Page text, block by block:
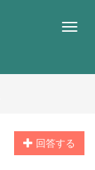
メ
回答する